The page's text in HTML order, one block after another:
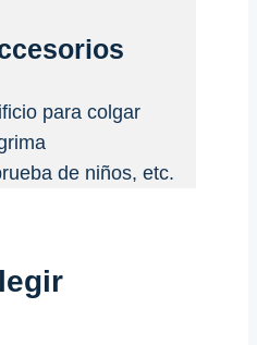
para colgar
de niños, etc.